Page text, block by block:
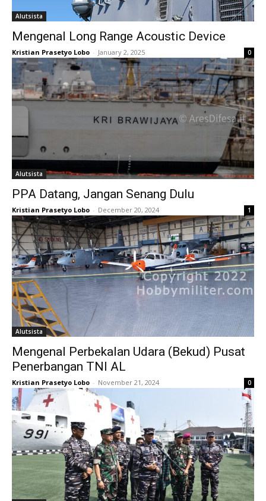
Alutsista
Mengenal Long Range Acoustic Device
Kristian Prasetyo Lobo - January 2, 2025 0
Alutsista
PPA Datang, Jangan Senang Dulu
Kristian Prasetyo Lobo - December 20, 2024 1
Alutsista
Mengenal Perbekalan Udara (Bekud) Pusat
Penerbangan TNI AL
Kristian Prasetyo Lobo - November 21, 2024 0